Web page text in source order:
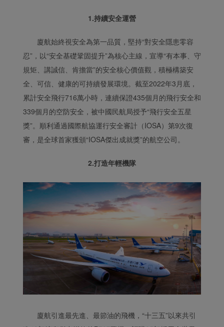
1.持續安全運營
廈航始終視安全為第一品質，堅持“對安全隱患零容
忍”，以“安全基礎鞏固提升”為核心主線，宣導“有本事、守
規矩、講誠信、肯擔當”的安全核心價值觀，積極構築安
全、可信、健康的可持續發展環境。截至2022年3月底，
累計安全飛行716萬小時，連續保證435個月的飛行安全和
339個月的空防安全，被中國民航局授予“飛行安全五星
獎”。順利通過國際航協運行安全審計（IOSA）第9次復
審，是全球首家獲頒“IOSA傑出成就獎”的航空公司。
2.打造年輕機隊
廈航引進最先進、最節油的飛機，“十三五”以來共引
Xiamenair.com使用功能
型和分析型Cookie 來確
保我們的網站正常運行，
並為您提供最佳的用戶體
驗。 使用本網站，功能型
和分析型Cookie將被安裝
在您的流覽器中。